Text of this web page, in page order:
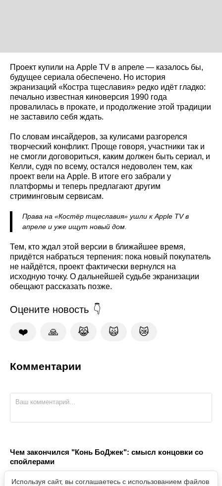
Проект купили на Apple TV в апреле — казалось бы,
будущее сериала обеспечено. Но история
экранизаций «Костра тщеславия» редко идёт гладко:
печально известная киноверсия 1990 года
провалилась в прокате, и продолжение этой традиции
не заставило себя ждать.
По словам инсайдеров, за кулисами разгорелся
творческий конфликт. Проще говоря, участники так и
не смогли договориться, каким должен быть сериал, и
Келли, судя по всему, остался недоволен тем, как
проект вели на Apple. В итоге его забрали у
платформы и теперь предлагают другим
стриминговым сервисам.
Права на «Костёр тщеславия» ушли к Apple TV в
апреле и уже ищут новый дом.
Тем, кто ждал этой версии в ближайшее время,
придётся набраться терпения: пока новый покупатель
не найдётся, проект фактически вернулся на
исходную точку. О дальнейшей судьбе экранизации
обещают рассказать позже.
Оцените новость
❤️ 🙏 😹 🙀 😿
Комментарии
Чем закончился "Конь БоДжек": смысл концовки со
спойлерами
Используя сайт, вы соглашаетесь с использованием файлов